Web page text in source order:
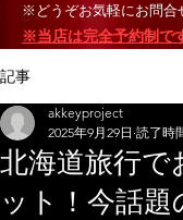
※どうぞお気軽にお問合
※当店は完全予約制で
記事
北海道旅行で
ット！今話
akkeyproject
2025年9月29日 読了時